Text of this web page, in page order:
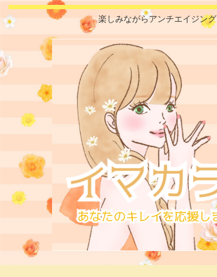
楽しみながらアンチエイジング